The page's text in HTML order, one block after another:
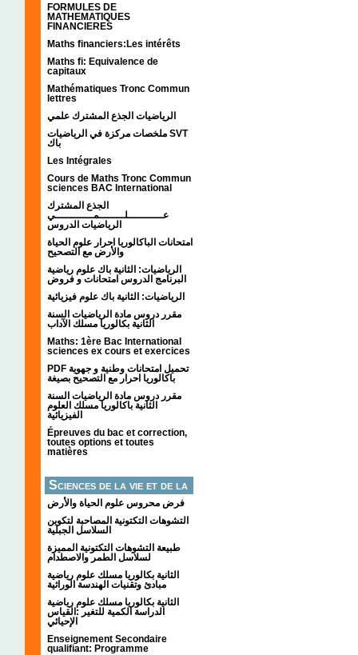
FORMULES DE
MATHEMATIQUES
FINANCIERES
Maths financiers:Les intérêts
Maths fi: Equivalence de
capitaux
Mathématiques Tronc Commun
lettres
الرياضيات الجذع المشترك علمي
ملخصات مركزة في الرياضيات SVT
باك
Les Intégrales
Cours de Maths Tronc Commun
sciences BAC International
الجذع المشترك
عـــــــــــلــــــــمــــــــــــي
الرياضيات الدروس
امتحانات الباكالوريا احرار علوم الحياة
والأرض مع التصحيح
الرياضيات: الثانية باك علوم رياضية
البرنامج الدروس امتحانات و فروض
الرياضيات: الثانية باك علوم فيزيائية
مقرر دروس مادة الرياضيات السنة
الثانية بكالوريا مسلك الآداب
Maths: 1ère Bac International
sciences ex cours et exercices
PDF تحميل امتحانات وطنية و جهوية
باكالوريا احرار مع التصحيح بصيغة
مقرر دروس مادة الرياضيات السنة
الثانية باكالوريا مسلك العلوم
الفيزيائية
Épreuves du bac et correction,
toutes options et toutes
matières
Sciences de la vie et de la
terre
فرض محروس علوم الحياة والأرض
التشوهات التكتونیة المصاحبة لتكوین
السلاسل الجبلیة
طبيعة التشوهات التكتونية المميزة
لسلاسل الطمر والاصطدام
الثانية بكالوريا مسلك علوم رياضية
مبادئ وتقنيات الهندسة الوراثية
الثانية بكالوريا مسلك علوم رياضية
الدراسة الكمية للتغير :القياس
الإحيائي
Enseignement Secondaire
qualifiant: Programme